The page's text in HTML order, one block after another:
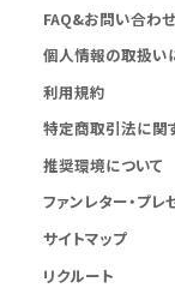
FAQ&お問い合わせ
個人情報の取扱い
利用規約
特定商取引法に関
推奨環境について
ファンレター・プレ
サイトマップ
リクルート